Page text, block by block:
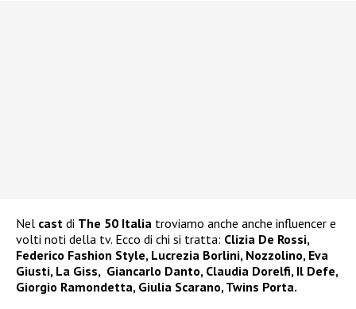
Nel cast di The 50 Italia troviamo anche anche influencer e
volti noti della tv. Ecco di chi si tratta: Clizia De Rossi,
Federico Fashion Style, Lucrezia Borlini, Nozzolino, Eva
Giusti, La Giss, Giancarlo Danto, Claudia Dorelfi, Il Defe,
Giorgio Ramondetta, Giulia Scarano, Twins Porta.